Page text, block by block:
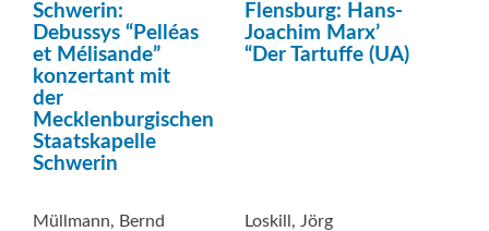
Schwerin:
Debussys “Pelléas
et Mélisande”
konzertant mit
der
Mecklenburgischen
Staatskapelle
Schwerin
Flensburg: Hans-
Joachim Marx’
“Der Tartuffe (UA)
Müllmann, Bernd Loskill, Jörg